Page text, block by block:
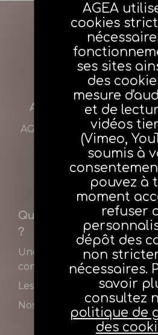
A propos d'AGEA
AGEA NOUVEAUX
nouveaux agents et
souhaitent se lancer
Qui sommes-nous
?
Une histoire
commune
Les missions d'AGEA
Nos équipes
AGEA
cookies
ses sites
des
mesure
et de
vidéos
(Vimeo,
soumis à
pouvez à
moment
refuser
dépôt des
non
nécessaires.
savoir
consultez
politique de
des